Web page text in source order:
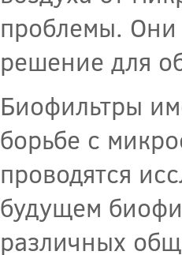
проблемы. Они
решение для
Биофильтры
борьбе с
проводятся
будущем
различных